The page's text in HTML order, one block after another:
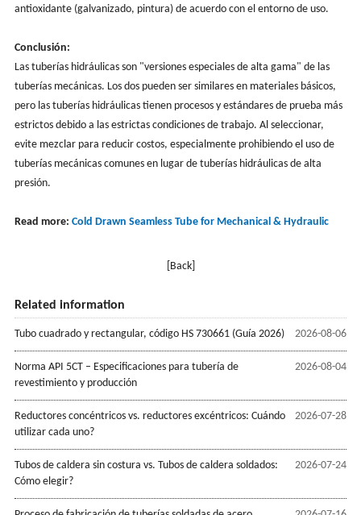
antioxidante (galvanizado, pintura) de acuerdo con el entorno de uso.
Conclusión:
Las tuberías hidráulicas son "versiones especiales de alta gama" de las
tuberías mecánicas. Los dos pueden ser similares en materiales básicos,
pero las tuberías hidráulicas tienen procesos y estándares de prueba más
estrictos debido a las estrictas condiciones de trabajo. Al seleccionar,
evite mezclar para reducir costos, especialmente prohibiendo el uso de
tuberías mecánicas comunes en lugar de tuberías hidráulicas de alta
presión.
Read more: Cold Drawn Seamless Tube for Mechanical & Hydraulic
[Back]
Related information
2026-08-06
Tubo cuadrado y rectangular, código HS 730661 (Guía 2026)
2026-08-04
Norma API 5CT – Especificaciones para tubería de
revestimiento y producción
2026-07-28
Reductores concéntricos vs. reductores excéntricos: Cuándo
utilizar cada uno?
2026-07-24
Tubos de caldera sin costura vs. Tubos de caldera soldados:
Cómo elegir?